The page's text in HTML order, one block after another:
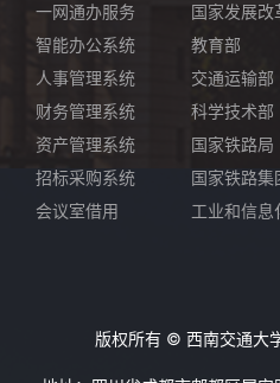
一网通办服务
智能办公系统
人事管理系统
财务管理系统
资产管理系统
招标采购系统
会议室借用
国家发展改
教育部
交通运输部
科学技术部
国家铁路局
国家铁路集
工业和信息
版权所有 © 西南交通大